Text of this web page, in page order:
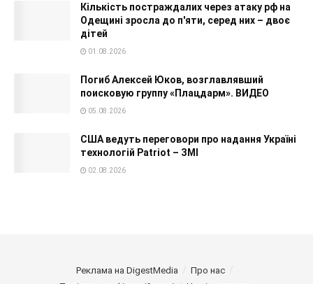
Кількість постраждалих через атаку рф на
Одещині зросла до п'яти, серед них – двоє
дітей
01.08.2026
Погиб Алексей Юков, возглавлявший
поисковую группу «Плацдарм». ВИДЕО
05.08.2026
США ведуть переговори про надання Україні
технологій Patriot – ЗМІ
02.08.2026
Реклама на DigestMedia
Про нас